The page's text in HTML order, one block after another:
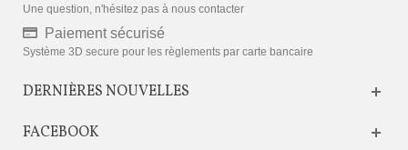
Une question, n'hésitez pas à nous contacter
Paiement sécurisé
Système 3D secure pour les règlements par carte bancaire
DERNIÈRES NOUVELLES
FACEBOOK